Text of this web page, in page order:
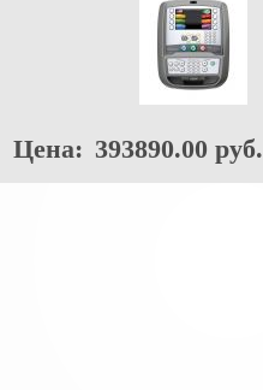
Цена: 393890.00 руб.